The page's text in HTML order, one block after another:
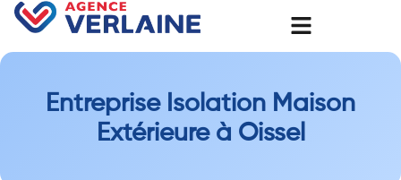
Entreprise Isolation Maison
Extérieure à Oissel